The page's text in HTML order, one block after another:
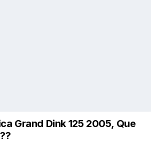
Grand Dink 125 2005, Que